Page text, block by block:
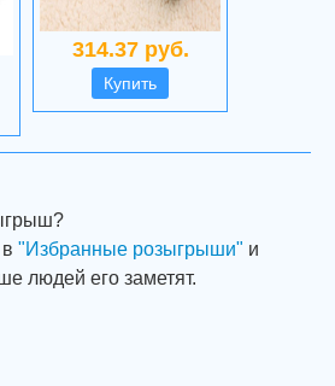
314.37 руб.
Купить
"Избранные розыгрыши" и
людей его заметят.